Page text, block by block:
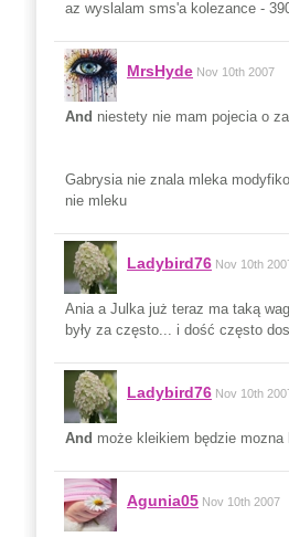
az wyslalam sms'a kolezance -
MrsHyde Nov 10th 2007
And niestety nie mam pojecia o
Gabrysia nie znala mleka
nie mleku
Ladybird76 Nov 10th
Ania a Julka już teraz ma taką
były za często... i dość często
Ladybird76 Nov 10th
And może kleikiem będzie mozna
Agunia05 Nov 10th 2007